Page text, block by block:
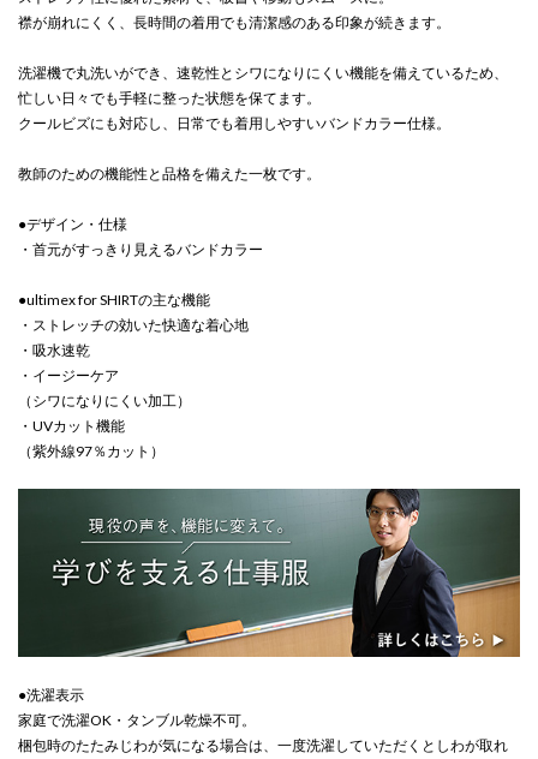
襟が崩れにくく、長時間の着用でも清潔感のある印象が続きます。
洗濯機で丸洗いができ、速乾性とシワになりにくい機能を備えているため、
忙しい日々でも手軽に整った状態を保てます。
クールビズにも対応し、日常でも着用しやすいバンドカラー仕様。
教師のための機能性と品格を備えた一枚です。
●デザイン・仕様
・首元がすっきり見えるバンドカラー
●ultimex for SHIRTの主な機能
・ストレッチの効いた快適な着心地
・吸水速乾
・イージーケア
（シワになりにくい加工）
・UVカット機能
（紫外線97％カット）
●洗濯表示
家庭で洗濯OK・タンブル乾燥不可。
梱包時のたたみじわが気になる場合は、一度洗濯していただくとしわが取れ